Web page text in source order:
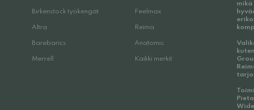
Birkenstock työkengät Feelmax
Altra Reima
Barebarics Anatomic
Merrell Kaikki merkit